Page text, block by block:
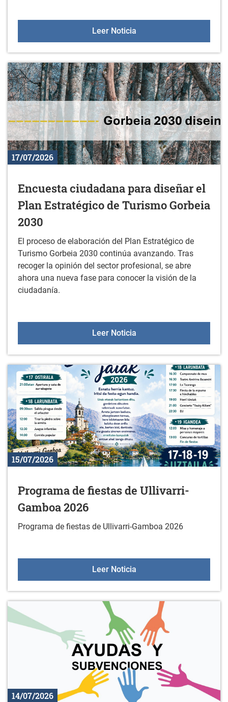
Leer NoticiaKorterraza en Durana
17/07/2026
Encuesta ciudadana para diseñar el
Plan Estratégico de Turismo Gorbeia
2030
El proceso de elaboración del Plan Estratégico de
Turismo Gorbeia 2030 continúa avanzando. Tras
recoger la opinión del sector profesional, se abre
ahora una nueva fase para conocer la visión de la
ciudadanía.
Leer NoticiaEncuesta ciudadana
15/07/2026
Programa de fiestas de Ullivarri-
Gamboa 2026
Programa de fiestas de Ullivarri-Gamboa 2026
Leer NoticiaPrograma de fiestas de
14/07/2026